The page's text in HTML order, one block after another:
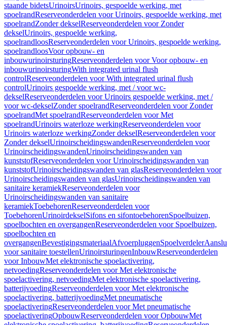
staande bidetsUrinoirsUrinoirs, gespoelde werking, met
spoelrandReserveonderdelen voor Urinoirs, gespoelde werking, met
spoelrandZonder dekselReserveonderdelen voor Zonder
dekselUrinoirs, gespoelde werking,
spoelrandloosReserveonderdelen voor Urinoirs, gespoelde werking,
spoelrandloosVoor opbouw- en
inbouwurinoirsturingReserveonderdelen voor Voor opbouw- en
inbouwurinoirsturingWith integrated urinal flush
controlReserveonderdelen voor With integrated urinal flush
controlUrinoirs gespoelde werking, met / voor wc-
dekselReserveonderdelen voor Urinoirs gespoelde werking, met /
voor wc-dekselZonder spoelrandReserveonderdelen voor Zonder
spoelrandMet spoelrandReserveonderdelen voor Met
spoelrandUrinoirs waterloze werkingReserveonderdelen voor
Urinoirs waterloze werkingZonder dekselReserveonderdelen voor
Zonder dekselUrinoirscheidingswandenReserveonderdelen voor
UrinoirscheidingswandenUrinoirscheidingswanden van
kunststofReserveonderdelen voor Urinoirscheidingswanden van
kunststofUrinoirscheidingswanden van glasReserveonderdelen voor
Urinoirscheidingswanden van glasUrinoirscheidingswanden van
sanitaire keramiekReserveonderdelen voor
Urinoirscheidingswanden van sanitaire
keramiekToebehorenReserveonderdelen voor
ToebehorenUrinoirdekselSifons en sifontoebehorenSpoelbuizen,
spoelbochten en overgangenReserveonderdelen voor Spoelbuizen,
spoelbochten en
overgangenBevestigingsmateriaalAfvoerpluggenSpoelverdeler
voor sanitaire toestellenUrinoirsturingenInbouwReserveonderdelen
voor InbouwMet elektronische spoelactivering,
netvoedingReserveonderdelen voor Met elektronische
spoelactivering, netvoedingMet elektronische spoelactivering,
batterijvoedingReserveonderdelen voor Met elektronische
spoelactivering, batterijvoedingMet pneumatische
spoelactiveringReserveonderdelen voor Met pneumatische
spoelactiveringOpbouwReserveonderdelen voor OpbouwMet